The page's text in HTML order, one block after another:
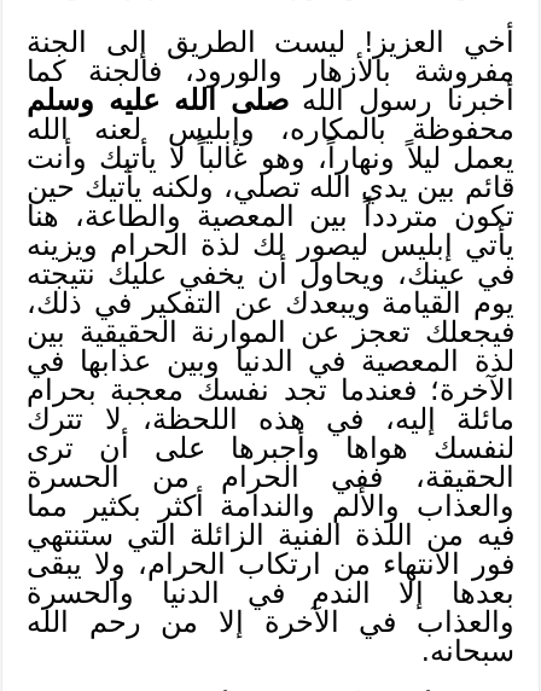
أخي العزيز! ليست الطريق إلى الجنة
مفروشة بالأزهار والورود، فالجنة كما
أخبرنا رسول اللهصلى الله عليه وسلم
محفوظة بالمكاره، وإبليس لعنه الله
يعمل ليلاً ونهاراً، وهو غالباً لا يأتيك وأنت
قائم بين يدي الله تصلي، ولكنه يأتيك حين
تكون متردداً بين المعصية والطاعة، هنا
يأتي إبليس ليصور لك لذة الحرام ويزينه
في عينك، ويحاول أن يخفي عليك نتيجته
يوم القيامة ويبعدك عن التفكير في ذلك،
فيجعلك تعجز عن الموارنة الحقيقية بين
لذة المعصية في الدنيا وبين عذابها في
الآخرة؛ فعندما تجد نفسك معجبة بحرام
مائلة إليه، في هذه اللحظة، لا تترك
لنفسك هواها وأجبرها على أن ترى
الحقيقة، ففي الحرام من الحسرة
والعذاب والألم والندامة أكثر بكثير مما
فيه من اللذة الفنية الزائلة التي ستنتهي
فور الانتهاء من ارتكاب الحرام، ولا يبقى
بعدها إلا الندم في الدنيا والحسرة
والعذاب في الآخرة إلا من رحم الله
سبحانه.